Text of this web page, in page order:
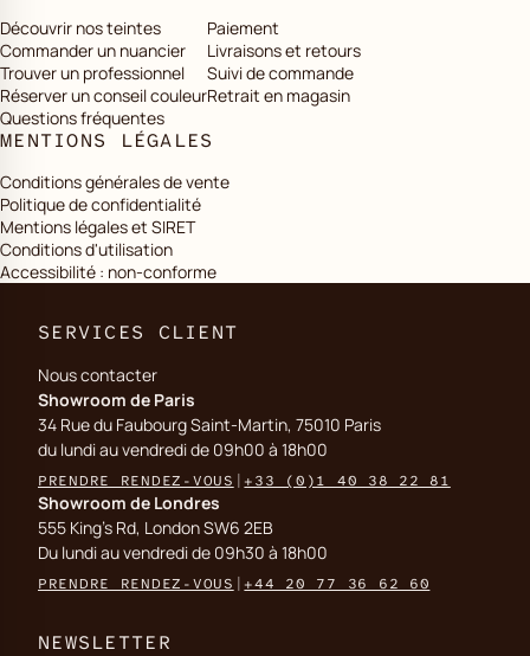
Découvrir nos teintes
Commander un nuancier
Trouver un professionnel
Réserver un conseil couleur
Questions fréquentes
Paiement
Livraisons et retours
Suivi de commande
Retrait en magasin
MENTIONS LÉGALES
Conditions générales de vente
Politique de confidentialité
Mentions légales et SIRET
Conditions d'utilisation
Accessibilité : non-conforme
SERVICES CLIENT
Nous contacter
Showroom de Paris
34 Rue du Faubourg Saint-Martin, 75010 Paris
du lundi au vendredi de 09h00 à 18h00
PRENDRE RENDEZ-VOUS +33 (0)1 40 38 22 81
Showroom de Londres
555 King's Rd, London SW6 2EB
Du lundi au vendredi de 09h30 à 18h00
PRENDRE RENDEZ-VOUS +44 20 77 36 62 60
NEWSLETTER